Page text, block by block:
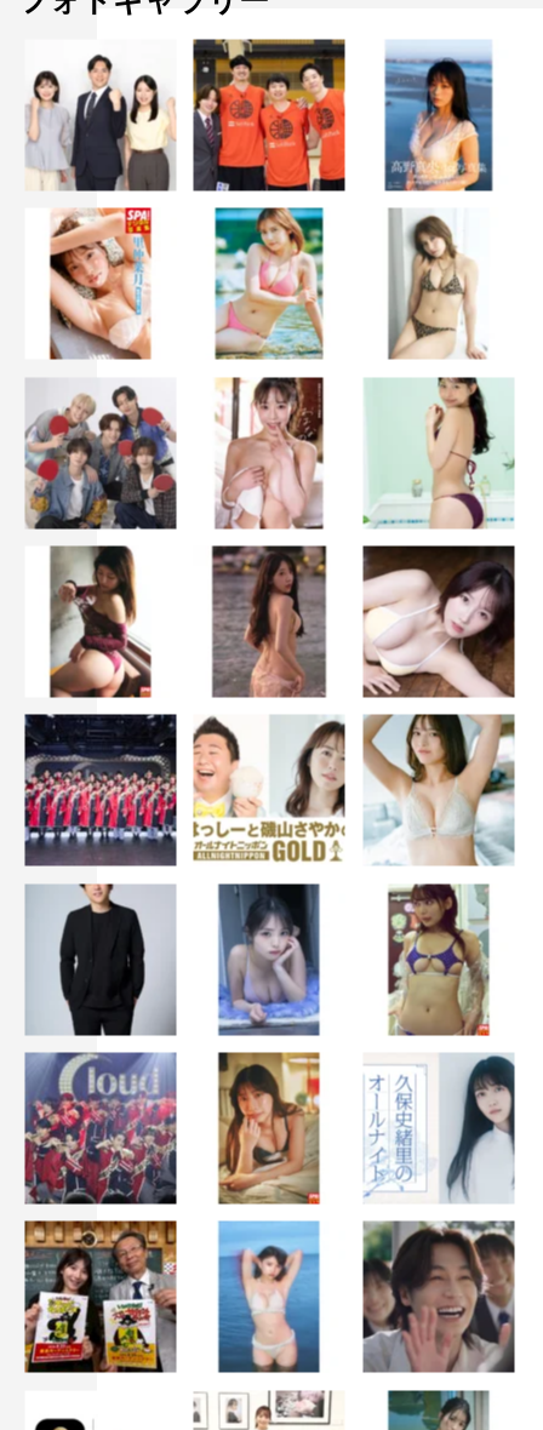
協力：日本プロ麻雀連盟
公式HP：http://bakuhai-movie.com/
©2018片山まさゆき／竹書房／『ノーマーク爆牌党』製作
委員会
高崎翔太